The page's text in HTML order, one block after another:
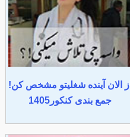
از الان آینده شغلیتو مشخص کن!
جمع بندی کنکور1405